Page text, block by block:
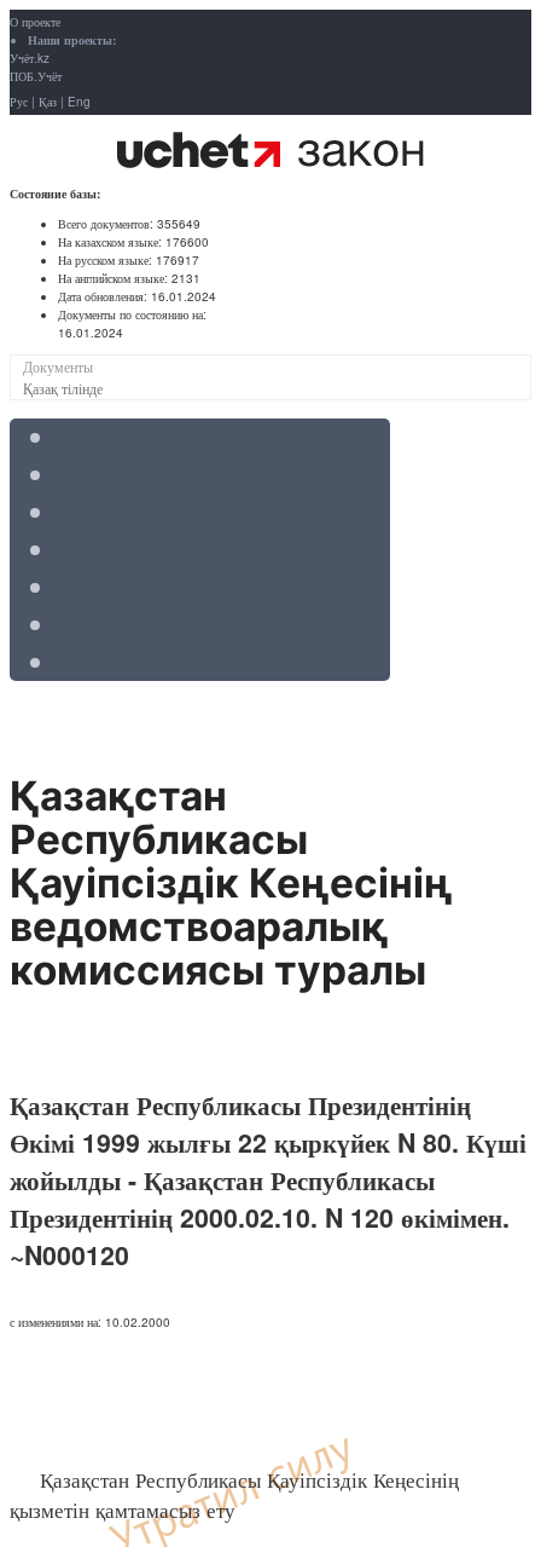
О проекте
Наши проекты:
Учёт.kz
ПОБ.Учёт
Рус | Қаз | Eng
Состояние базы:
Всего документов: 355649
На казахском языке: 176600
На русском языке: 176917
На английском языке: 2131
Дата обновления: 16.01.2024
Документы по состоянию на:
16.01.2024
Документы
Қазақ тілінде
Қазақстан
Республикасы
Қауіпсіздік Кеңесінің
ведомствоаралық
комиссиясы туралы
Қазақстан Республикасы Президентінің
Өкімі 1999 жылғы 22 қыркүйек N 80. Күші
жойылды - Қазақстан Республикасы
Президентінің 2000.02.10. N 120 өкімімен.
~N000120
с изменениями на: 10.02.2000
Қазақстан Республикасы Қауіпсіздік Кеңесінің
қызметін қамтамасыз ету